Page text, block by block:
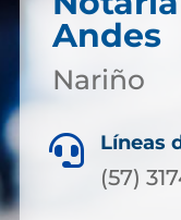
Andes
Nariño
 Líneas
(57)